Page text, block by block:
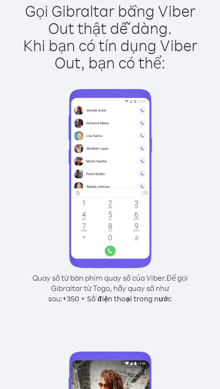
Gọi Gibraltar bằng Viber
Out thật dễ dàng.
Khi bạn có tín dụng Viber
Out, bạn có thể:
Quay số từ bàn phím quay số của Viber.Để gọi
Gibraltar từ Togo, hãy quay số như
sau:+350 + Số điện thoại trong nước